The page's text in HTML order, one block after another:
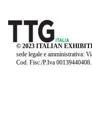
© 2023 ITALIAN
sede legale e amministrativa:
Cod. Fisc./P.Iva 00139440408.